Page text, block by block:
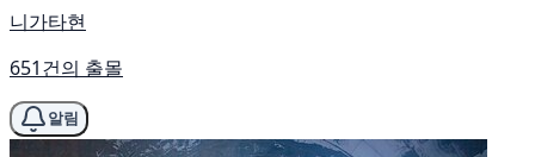
니가타현
651건의 출몰
알림